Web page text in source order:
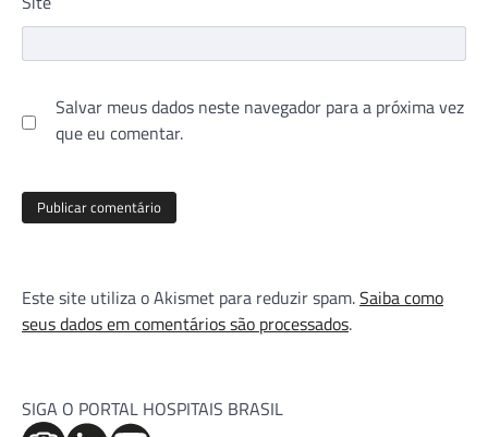
Salvar meus dados neste navegador para a próxima vez
que eu comentar.
Este site utiliza o Akismet para reduzir spam.Saiba como
seus dados em comentários são processados.
SIGA O PORTAL HOSPITAIS BRASIL